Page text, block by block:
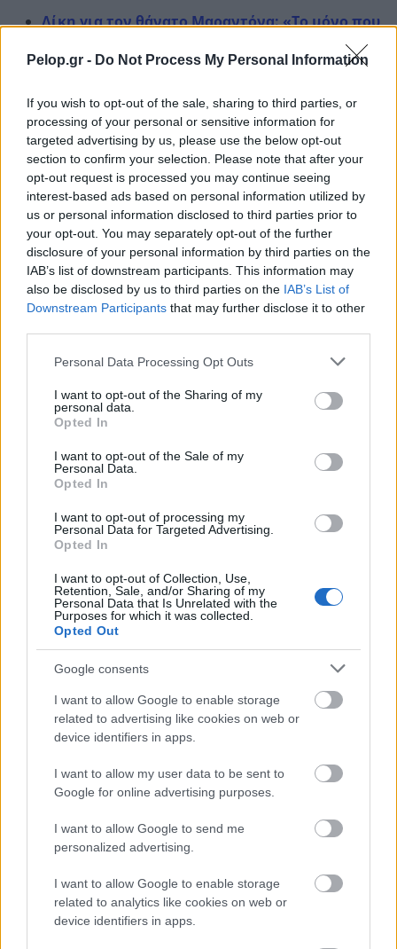
Pelop.gr - Do Not Process My Personal Information
If you wish to opt-out of the sale, sharing to third parties, or
processing of your personal or sensitive information for
targeted advertising by us, please use the below opt-out
section to confirm your selection. Please note that after your
opt-out request is processed you may continue seeing
interest-based ads based on personal information utilized by
us or personal information disclosed to third parties prior to
your opt-out. You may separately opt-out of the further
disclosure of your personal information by third parties on the
IAB’s list of downstream participants. This information may
also be disclosed by us to third parties on the IAB’s List of
Downstream Participants that may further disclose it to other
Please note that this website/app uses one or more Google
not limited to your visit or usage behaviour. You may click to
grant or deny consent to Google and its third-party tags to
use your data for below specified purposes in below Google
consent section.
Personal Data Processing Opt Outs
I want to opt-out of the Sharing of my
personal data.
Opted In
I want to opt-out of the Sale of my
Personal Data.
Opted In
I want to opt-out of processing my
Personal Data for Targeted Advertising.
Opted In
I want to opt-out of Collection, Use,
Retention, Sale, and/or Sharing of my
Personal Data that Is Unrelated with the
Purposes for which it was collected.
Opted Out
Google consents
I want to allow Google to enable storage
related to advertising like cookies on web or
device identifiers in apps.
I want to allow my user data to be sent to
Google for online advertising purposes.
I want to allow Google to send me
personalized advertising.
I want to allow Google to enable storage
related to analytics like cookies on web or
device identifiers in apps.
Δίκη για τον θάνατο Μαραντόνα: «Το μόνο που
Ντιέγκο Μαραντόνα: Στο εδώλιο επτά άτομα
Αποκαλύψεις σοκ για τον θάνατο του Ντιέγκο
Μαραντόνα
Πόρισμα-φωτιά για τον θάνατο του Μαραντόνα
Η «Πελοπόννησος» και το pelop.gr σε
ανοιχτή γραμμή με τον Πολίτη
Η φωνή σου έχει δύναμη – στείλε παράπονα,
καταγγελίες ή ιδέες για τη γειτονιά σου.
Viber:+306909196125
Ακολουθήστε μας για όλες τιςειδήσεις
στο Bing News